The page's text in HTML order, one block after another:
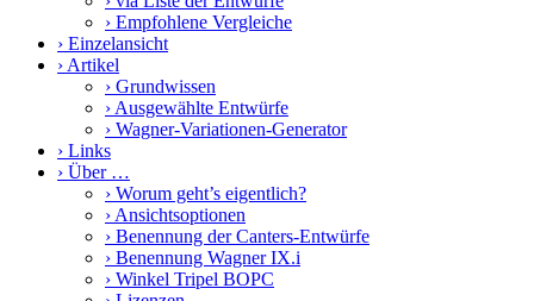
› Empfohlene Vergleiche
› Einzelansicht
› Artikel
› Grundwissen
› Ausgewählte Entwürfe
› Wagner-Variationen-Generator
› Links
› Über …
› Worum geht’s eigentlich?
› Ansichtsoptionen
› Benennung der Canters-Entwürfe
› Benennung Wagner IX.i
› Winkel Tripel BOPC